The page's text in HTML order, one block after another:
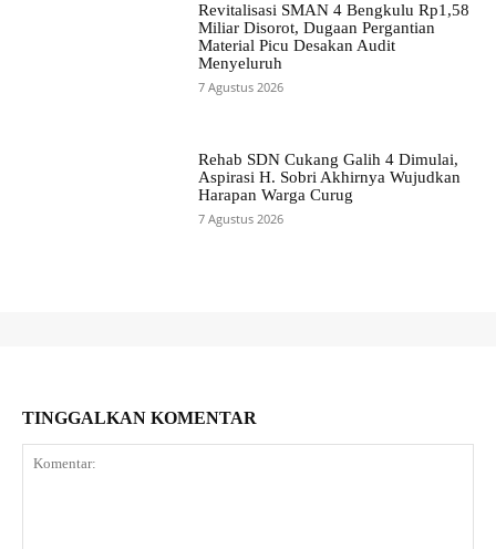
Revitalisasi SMAN 4 Bengkulu Rp1,58
Miliar Disorot, Dugaan Pergantian
Material Picu Desakan Audit
Menyeluruh
7 Agustus 2026
Rehab SDN Cukang Galih 4 Dimulai,
Aspirasi H. Sobri Akhirnya Wujudkan
Harapan Warga Curug
7 Agustus 2026
TINGGALKAN KOMENTAR